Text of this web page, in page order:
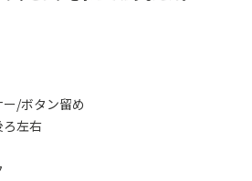
/ボタン留め
左右